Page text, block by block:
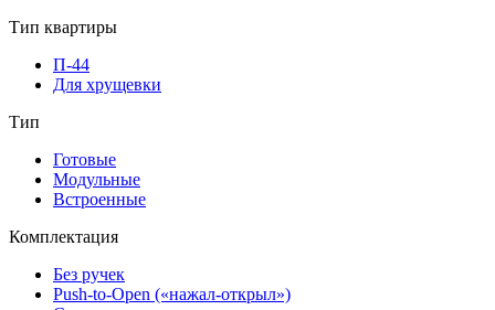
Тип квартиры
П-44
Для хрущевки
Тип
Готовые
Модульные
Встроенные
Комплектация
Без ручек
Push-to-Open («нажал-открыл»)